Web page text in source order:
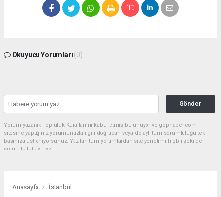
Okuyucu Yorumları (0)
Gönder
Yorum yazarak Topluluk Kuralları’nı kabul etmiş bulunuyor ve gophaber.com
sitesine yaptığınız yorumunuzla ilgili doğrudan veya dolaylı tüm sorumluluğu tek
başınıza üstleniyorsunuz. Yazılan tüm yorumlardan site yönetimi hiçbir şekilde
sorumlu tutulamaz.
Anasayfa İstanbul